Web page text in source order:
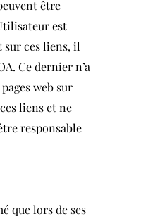
être
est
ces liens, il
Ce dernier n’a
web sur
liens et ne
responsable
que lors de ses